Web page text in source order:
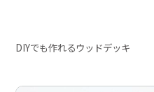
DIYでも作れるウッドデッキ